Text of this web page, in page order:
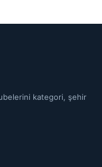
kategori, şehir